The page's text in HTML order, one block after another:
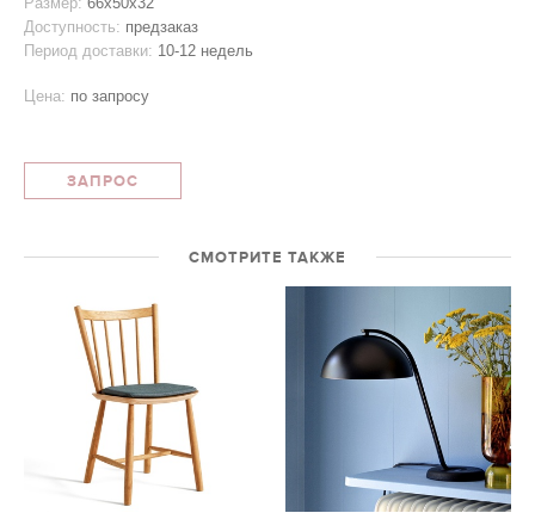
Доступность: предзаказ
Период доставки: 10-12 недель
Цена: по запросу
ЗАПРОС
СМОТРИТЕ ТАКЖЕ